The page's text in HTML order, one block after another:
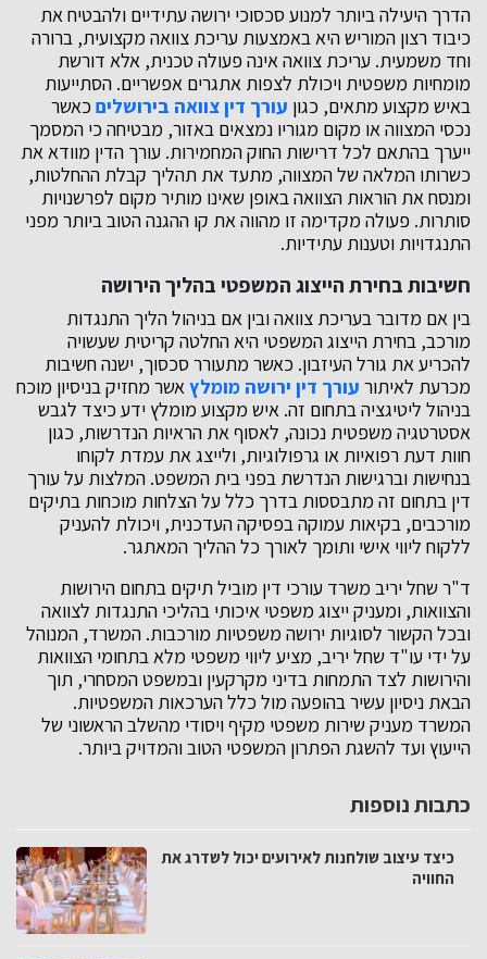
הדרך היעילה ביותר למנוע סכסוכי ירושה עתידיים ולהבטיח את
כיבוד רצון המוריש היא באמצעות עריכת צוואה מקצועית, ברורה
וחד משמעית. עריכת צוואה אינה פעולה טכנית, אלא דורשת
מומחיות משפטית ויכולת לצפות אתגרים אפשריים. הסתייעות
באיש מקצוע מתאים, כגון עורך דין צוואה בירושלים כאשר
נכסי המצווה או מקום מגוריו נמצאים באזור, מבטיחה כי המסמך
ייערך בהתאם לכל דרישות החוק המחמירות. עורך הדין מוודא את
כשרותו המלאה של המצווה, מתעד את תהליך קבלת ההחלטות,
ומנסח את הוראות הצוואה באופן שאינו מותיר מקום לפרשנויות
סותרות. פעולה מקדימה זו מהווה את קו ההגנה הטוב ביותר מפני
התנגדויות וטענות עתידיות.
חשיבות בחירת הייצוג המשפטי בהליך הירושה
בין אם מדובר בעריכת צוואה ובין אם בניהול הליך התנגדות
מורכב, בחירת הייצוג המשפטי היא החלטה קריטית שעשויה
להכריע את גורל העיזבון. כאשר מתעורר סכסוך, ישנה חשיבות
מכרעת לאיתור עורך דין ירושה מומלץאשר מחזיק בניסיון מוכח
בניהול ליטיגציה בתחום זה. איש מקצוע מומלץ ידע כיצד לגבש
אסטרטגיה משפטית נכונה, לאסוף את הראיות הנדרשות, כגון
חוות דעת רפואיות או גרפולוגיות, ולייצג את עמדת לקוחו
בנחישות וברגישות הנדרשת בפני בית המשפט. המלצות על עורך
דין בתחום זה מתבססות בדרך כלל על הצלחות מוכחות בתיקים
מורכבים, בקיאות עמוקה בפסיקה העדכנית, ויכולת להעניק
ללקוח ליווי אישי ותומך לאורך כל ההליך המאתגר.
ד"ר שחל יריב משרד עורכי דין מוביל תיקים בתחום הירושות
והצוואות, ומעניק ייצוג משפטי איכותי בהליכי התנגדות לצוואה
ובכל הקשור לסוגיות ירושה משפטיות מורכבות. המשרד, המנוהל
על ידי עו"ד שחל יריב, מציע ליווי משפטי מלא בתחומי הצוואות
והירושות לצד התמחות בדיני מקרקעין ובמשפט המסחרי, תוך
הבאת ניסיון עשיר בהופעה מול כלל הערכאות המשפטיות.
המשרד מעניק שירות משפטי מקיף ויסודי מהשלב הראשוני של
הייעוץ ועד להשגת הפתרון המשפטי הטוב והמדויק ביותר.
כתבות נוספות
כיצד עיצוב שולחנות לאירועים יכול לשדרג את
החוויה